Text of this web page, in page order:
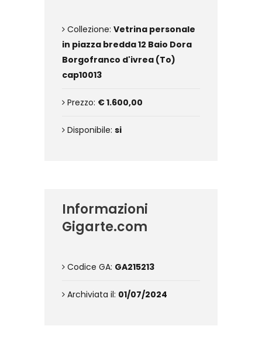
Collezione: Vetrina personale
in piazza bredda 12 Baio Dora
Borgofranco d'ivrea (To)
cap10013
Prezzo: € 1.600,00
Disponibile: si
Informazioni
Gigarte.com
Codice GA: GA215213
Archiviata il: 01/07/2024